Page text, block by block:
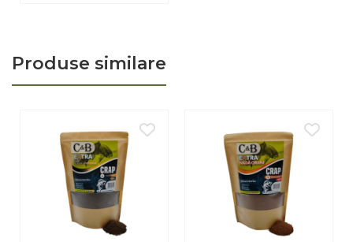
Limitări
• nadă prea umedă nu se eliberează corect
Produse similare